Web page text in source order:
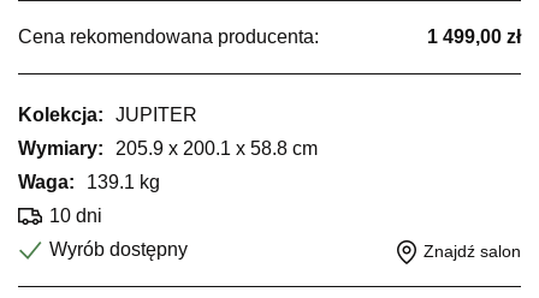
Cena rekomendowana producenta: 1 499,00 zł
Kolekcja:
JUPITER
Wymiary:
205.9 x 200.1 x 58.8 cm
Waga:
139.1 kg
10 dni
Wyrób dostępny
Znajdź salon